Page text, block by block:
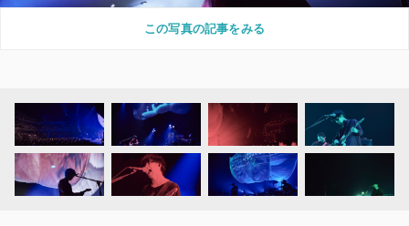
この写真の記事をみる